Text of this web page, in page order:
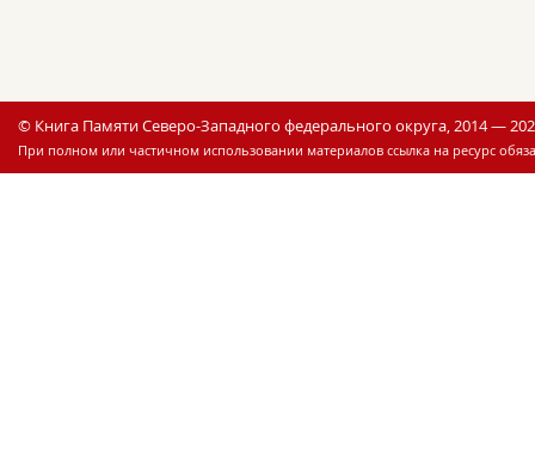
© Книга Памяти Северо-Западного федерального округа, 2014 —
При полном или частичном использовании материалов ссылка на ресурс